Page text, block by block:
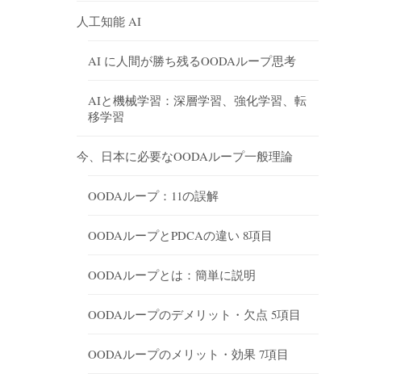
人工知能 AI
AI に人間が勝ち残るOODAループ思考
AIと機械学習：深層学習、強化学習、転
移学習
今、日本に必要なOODAループ一般理論
OODAループ：11の誤解
OODAループとPDCAの違い 8項目
OODAループとは：簡単に説明
OODAループのデメリット・欠点 5項目
OODAループのメリット・効果 7項目